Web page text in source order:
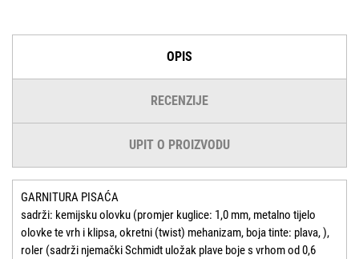
OPIS
RECENZIJE
UPIT O PROIZVODU
GARNITURA PISAĆA
sadrži: kemijsku olovku (promjer kuglice: 1,0 mm, metalno tijelo
olovke te vrh i klipsa, okretni (twist) mehanizam, boja tinte: plava, ),
roler (sadrži njemački Schmidt uložak plave boje s vrhom od 0,6